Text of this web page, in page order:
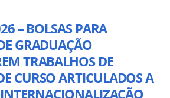
– BOLSAS PARA
GRADUAÇÃO
TRABALHOS DE
CURSO ARTICULADOS A